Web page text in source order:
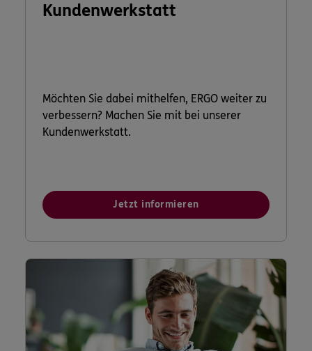
Kundenwerkstatt
Möchten Sie dabei mithelfen, ERGO weiter zu
verbessern? Machen Sie mit bei unserer
Kundenwerkstatt.
Jetzt informieren